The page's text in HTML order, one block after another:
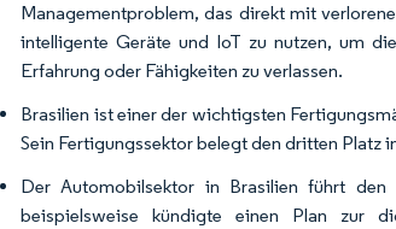
Managementproblem, das direkt mit
intelligente Geräte und IoT zu nutzen, um
Erfahrung oder Fähigkeiten zu verlassen.
Brasilien ist einer der wichtigsten
Sein Fertigungssektor belegt den dritten Platz
Der Automobilsektor in Brasilien führt
beispielsweise kündigte einen Plan zur